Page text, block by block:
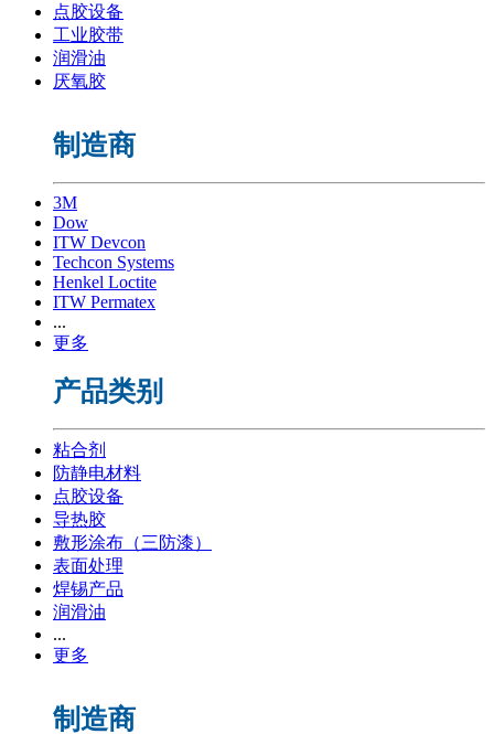
点胶设备
工业胶带
润滑油
厌氧胶
制造商
3M
Dow
ITW Devcon
Techcon Systems
Henkel Loctite
ITW Permatex
...
更多
产品类别
粘合剂
防静电材料
点胶设备
导热胶
敷形涂布（三防漆）
表面处理
焊锡产品
润滑油
...
更多
制造商